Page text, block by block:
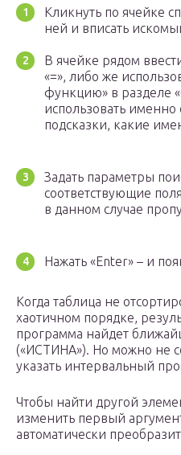
Кликнуть по ячейке
ней и вписать
В ячейке рядом
«=», либо же
функцию» в разделе
использовать именно
подсказки, какие
Задать параметры
соответствующие
в данном случае
Нажать «Enter» – и
Когда таблица не
хаотичном порядке,
программа найдет
(«ИСТИНА»). Но можно не
указать интервальный
Чтобы найти другой
изменить первый
автоматически